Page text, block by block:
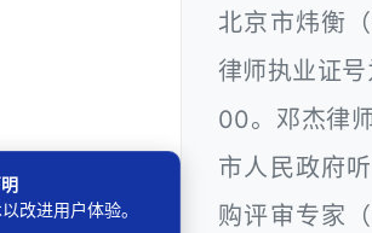
北京市炜衡
律师执业证
00。邓杰律
市人民政府
购评审专家
改进用户体验。